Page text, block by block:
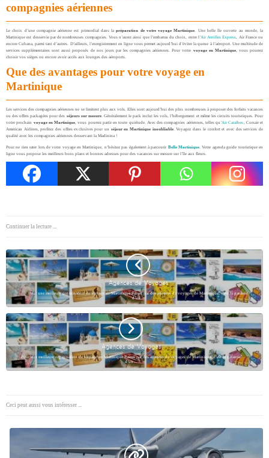
compagnies aériennes
Le choix d’une compagnie aérienne est primordial dans lapréparation de votre voyage Martinique. Une belle île ouverte au monde, la
Martinique est desservie par de nombreuses compagnies. Vous n’aurez ainsi que l’embarras du choix, entre l’Air Antilles Express, Air France ou
encore Cubana, parmi tant d’autres. D’ailleurs, l’enregistrement en ligne vous permet aujourd’hui d’éviter la queue à l’aéroport. Une multitude de
services supplémentaires sont aussi proposés de nos jours par les compagnies aériennes. Pour votre voyage en Martinique, vous pourrez
choisir vos sièges ou encore avoir accès aux lounges des aéroports.
Que des avantages pour votre voyage en
Martinique
Les services des compagnies aériennes ne se limitent plus aux vols. Elles sont aujourd’hui des plus nombreuses à proposer des forfaits vacances
ou des offres packagées pour des séjours sur mesure. Généralement le pack inclut les vols, l’hébergement et même les circuits touristiques. Pour
votre prochain voyage en Martinique, vous pourrez partir en toute quiétude. Avec des compagnies aériennes, telles qu’Air Caraïbes, Corsair et
American Airlines, profitez des offres exclusives pour un séjour en Martinique inoubliable. Voyagez dans le confort et avec des services de
qualité avec les compagnies aériennes desservant la Madinina !
Pour ne rien rater lors de votre voyage en Martinique, n’hésitez pas également à parcourir Belle Martinique. Votre agenda guide touristique en
ligne vous propose les meilleurs bons plans et bonnes adresses pour des vacances sur mesure sur l’île aux fleurs.
Continuer la lecture ...
Agences de Voyages
Pour une meilleure organisation de voyage en Martinique Passer par des agences de voyages de Martinique, c’est la garantie
d’un…
Agences de Voyages
Pour une meilleure organisation de voyage en Martinique Passer par des agences de voyages de Martinique, c’est la garantie
d’un…
Ceci peut aussi vous intéresser ...